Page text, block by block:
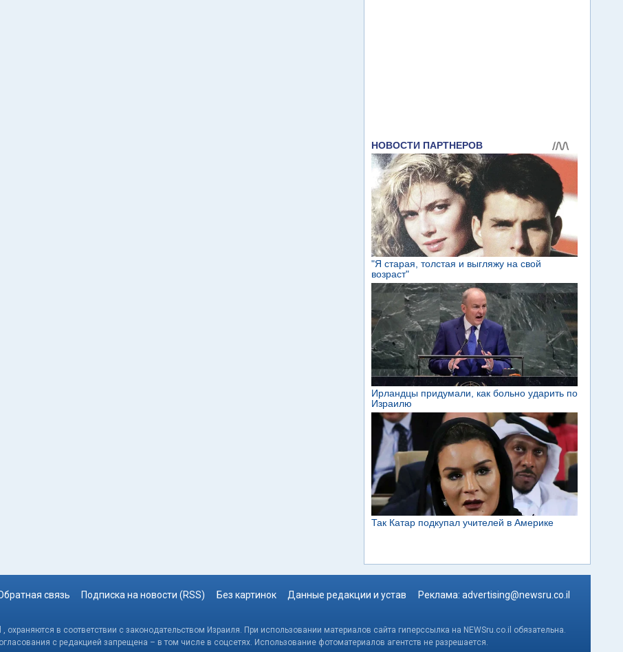
связь Подписка на новости (RSS) Без картинок Данные редакции и устав Реклама: advertising@newsru.co.il
в соответствии с законодательством Израиля. При использовании материалов сайта гиперссылка на NEWSru.co.il обязательна.
с редакцией запрещена – в том числе в соцсетях. Использование фотоматериалов агентств не разрешается.